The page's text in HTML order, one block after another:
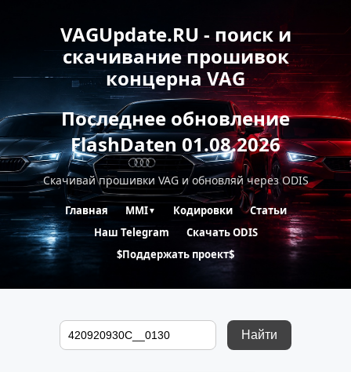
VAGUpdate.RU - поиск и
скачивание прошивок
концерна VAG
Последнее обновление
FlashDaten 01.08.2026
Скачивай прошивки VAG и обновляй через ODIS
Главная MMI▼ Кодировки
Статьи
Наш Telegram
Скачать ODIS
$Поддержать проект$
Найти